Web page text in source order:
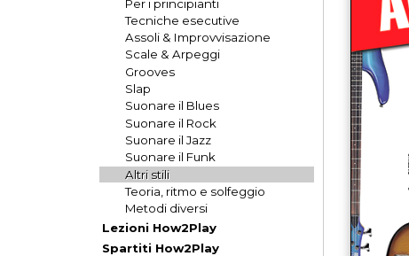
Per i principianti
Tecniche esecutive
Assoli & Improvvisazione
Scale & Arpeggi
Grooves
Slap
Suonare il Blues
Suonare il Rock
Suonare il Jazz
Suonare il Funk
Altri stili
Teoria, ritmo e solfeggio
Metodi diversi
Lezioni How2Play
Spartiti How2Play